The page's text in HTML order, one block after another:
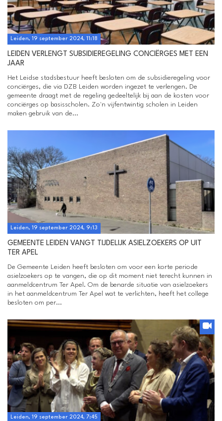
Leiden, 19 september 2024, 11:18
LEIDEN VERLENGT SUBSIDIEREGELING CONCIËRGES MET EEN
JAAR
Het Leidse stadsbestuur heeft besloten om de subsidieregeling voor
conciërges, die via DZB Leiden worden ingezet te verlengen. De
gemeente draagt met de regeling gedeeltelijk bij aan de kosten voor
conciërges op basisscholen. Zo'n vijfentwintig scholen in Leiden
maken gebruik van de...
Leiden, 19 september 2024, 9:13
GEMEENTE LEIDEN VANGT TIJDELIJK ASIELZOEKERS OP UIT
TER APEL
De Gemeente Leiden heeft besloten om voor een korte periode
asielzoekers op te vangen, die op dit moment niet terecht kunnen in
aanmeldcentrum Ter Apel. Om de benarde situatie van asielzoekers
in het aanmeldcentrum Ter Apel wat te verlichten, heeft het college
besloten om per...
Leiden, 19 september 2024, 7:45